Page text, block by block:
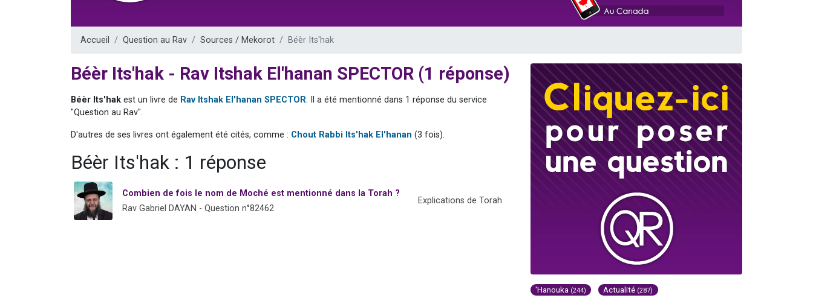
Accueil Question au Rav Sources / Mekorot Béèr Its'hak
Béèr Its'hak - Rav Itshak El'hanan SPECTOR (1 réponse)
Béèr Its'hak est un livre de Rav Itshak El'hanan SPECTOR. Il a été mentionné dans 1 réponse du service
"Question au Rav".
D'autres de ses livres ont également été cités, comme : Chout Rabbi Its'hak El'hanan (3 fois).
Béèr Its'hak : 1 réponse
Combien de fois le nom de Moché est mentionné dans la Torah ?
Rav Gabriel DAYAN - Question n°82462
Explications de Torah
'Hanouka (244) Actualité (287)